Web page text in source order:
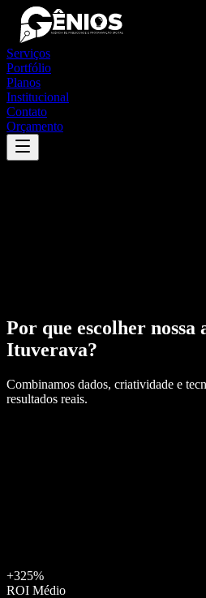
Serviços
Portfólio
Planos
Institucional
Contato
Orçamento
Por que escolher nossa
Ituverava?
Combinamos dados, criatividade e
resultados reais.
+325%
ROI Médio